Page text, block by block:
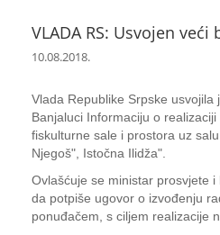
VLADA RS: Usvojen
10.08.2018.
Vlada Republike Srpske usvojila
Banjaluci Informaciju o
fiskulturne sale i prostora uz
Njegoš", Istočna Ilidža".
Ovlašćuje se ministar prosvjete
da potpiše ugovor o izvođenju
ponuđačem, s ciljem realizacije